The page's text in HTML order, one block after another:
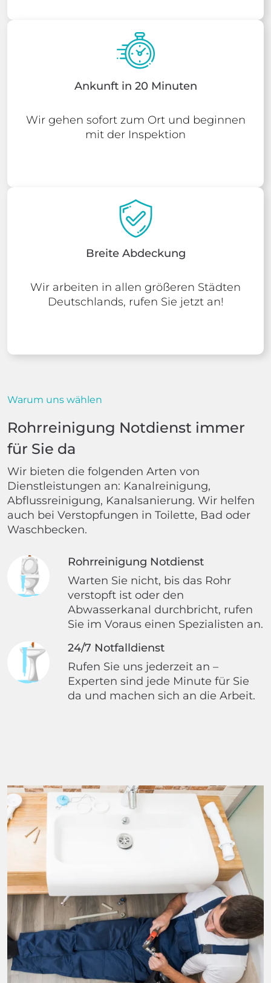
Ankunft in 20 Minuten
Wir gehen sofort zum Ort und beginnen
mit der Inspektion
Breite Abdeckung
Wir arbeiten in allen größeren Städten
Deutschlands, rufen Sie jetzt an!
Warum uns wählen
Rohrreinigung Notdienst immer
für Sie da
Wir bieten die folgenden Arten von
Dienstleistungen an: Kanalreinigung,
Abflussreinigung, Kanalsanierung. Wir helfen
auch bei Verstopfungen in Toilette, Bad oder
Waschbecken.
Rohrreinigung Notdienst
Warten Sie nicht, bis das Rohr
verstopft ist oder den
Abwasserkanal durchbricht, rufen
Sie im Voraus einen Spezialisten an.
24/7 Notfalldienst
Rufen Sie uns jederzeit an –
Experten sind jede Minute für Sie
da und machen sich an die Arbeit.